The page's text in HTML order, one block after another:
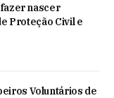
nascer
Proteção Civil e
Voluntários de